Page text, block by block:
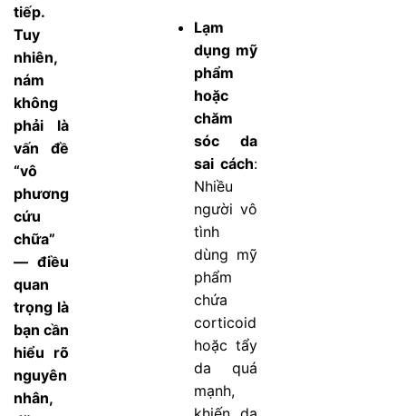
tiếp.
Tuy
nhiên,
nám
không
phải là
vấn đề
“vô
phương
cứu
chữa”
— điều
quan
trọng là
bạn cần
hiểu rõ
nguyên
nhân,
Lạm
dụng mỹ
phẩm
hoặc
chăm
sóc da
sai cách:
Nhiều
người vô
tình
dùng mỹ
phẩm
chứa
corticoid
hoặc tẩy
da quá
mạnh,